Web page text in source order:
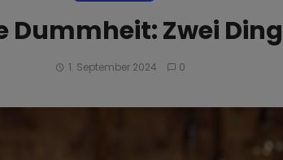
Dummheit: Zwei
1. September 2024 0